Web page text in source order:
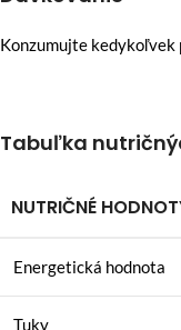
Konzumujte kedykoľvek
Tabuľka
NUTRIČNÉ
Energetická hodnota
Tuky